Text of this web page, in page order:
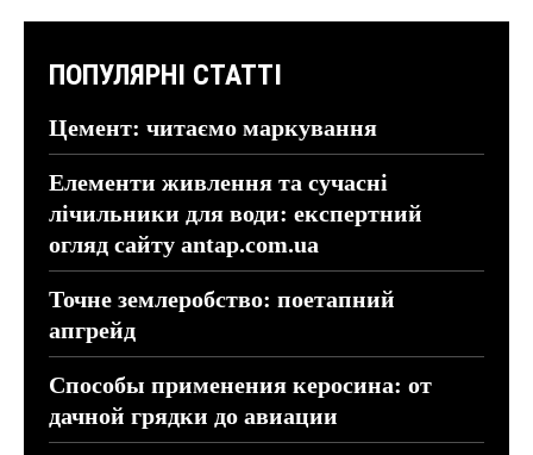
ПОПУЛЯРНІ СТАТТІ
Цемент: читаємо маркування
Елементи живлення та сучасні
лічильники для води: експертний
огляд сайту antap.com.ua
Точне землеробство: поетапний
апгрейд
Способы применения керосина: от
дачной грядки до авиации